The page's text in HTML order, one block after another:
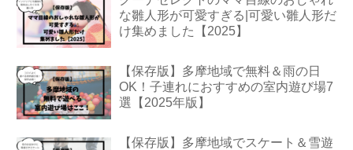
な雛人形が可愛すぎる|可愛い雛人形だ
け集めました【2025】
【保存版】多摩地域で無料＆雨の日
OK！子連れにおすすめの室内遊び場7
選【2025年版】
【保存版】多摩地域でスケート＆雪遊